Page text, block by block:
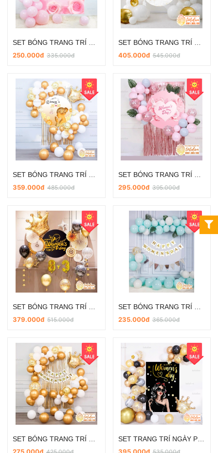
250.000đ 335.000đ
405.000đ545.000đ
359.000đ 485.000đ
295.000đ395.000đ
379.000đ 515.000đ
235.000đ365.000đ
SET TRANG TRÍ NGÀY PHỤ NỮ VIỆT NAM 20/10 VÀ 8/3 SD-DL022